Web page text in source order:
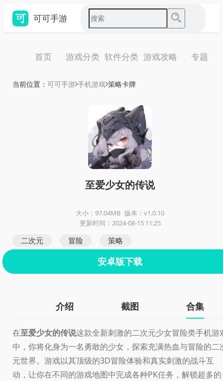
可可手游
首页 游戏分类 软件分类 游戏攻略 专题
当前位置： 可可手游 手机游戏 策略卡牌
至爱少女的传说
大小：97.04MB 版本：v1.0.10
更新时间：2024-08-15 11:25
二次元 冒险 策略
安卓版下载
介绍 截图 合集
在至爱少女的传说这款全新刺激的二次元少女冒险类手机游
中，你将化身为一名勇敢的少女，探索充满热血与冒险的二
元世界。游戏以其顶级的3D冒险体验和真实刺激的战斗互
动，让你在不同的游戏地图中完成各种PK任务，解锁超多的